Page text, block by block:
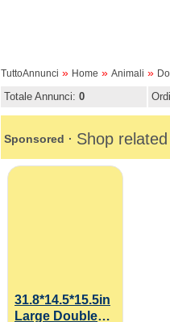
TuttoAnnunci » Home » Animali »
Totale Annunci: 0